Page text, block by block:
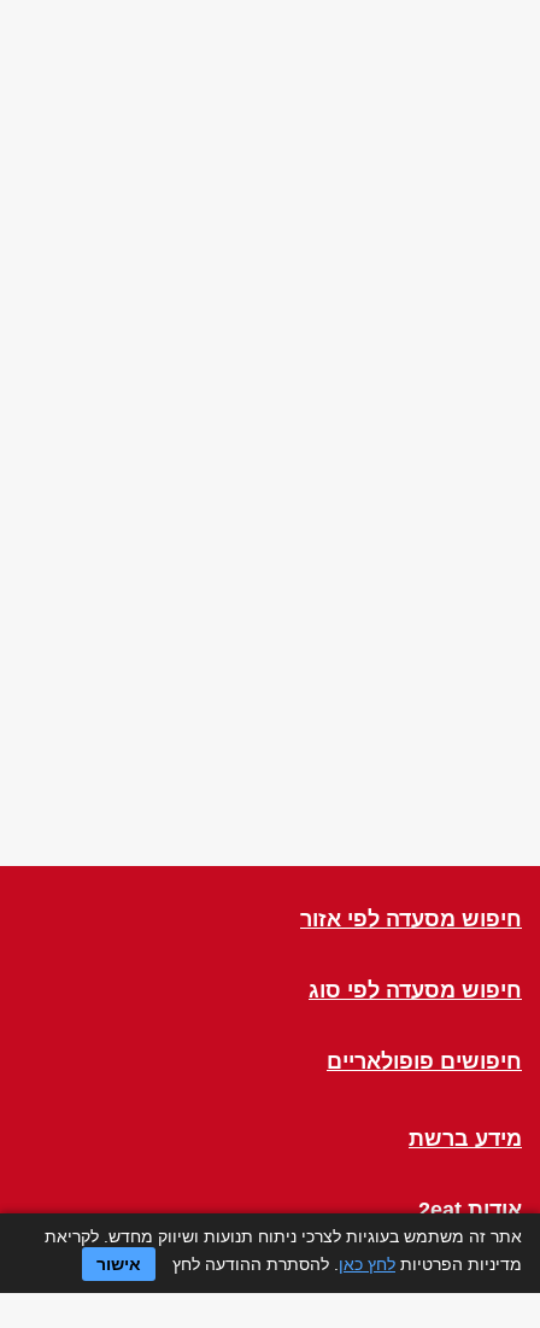
חיפוש מסעדה לפי אזור
חיפוש מסעדה לפי סוג
חיפושים פופולאריים
מידע ברשת
אודות 2eat
Click a Table
אתר זה משתמש בעוגיות לצרכי ניתוח תנועות ושיווק מחדש. לקריאת
מדיניות הפרטיות לחץ כאן . להסתרת ההודעה לחץ אישור